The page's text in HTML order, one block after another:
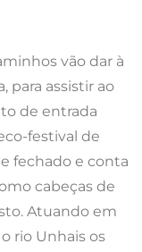
vão dar à
para assistir ao
de entrada
festival de
fechado e conta
cabeças de
Atuando em
rio Unhais os